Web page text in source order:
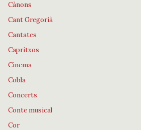
Cànons
Cant Gregorià
Cantates
Capritxos
Cinema
Cobla
Concerts
Conte musical
Cor